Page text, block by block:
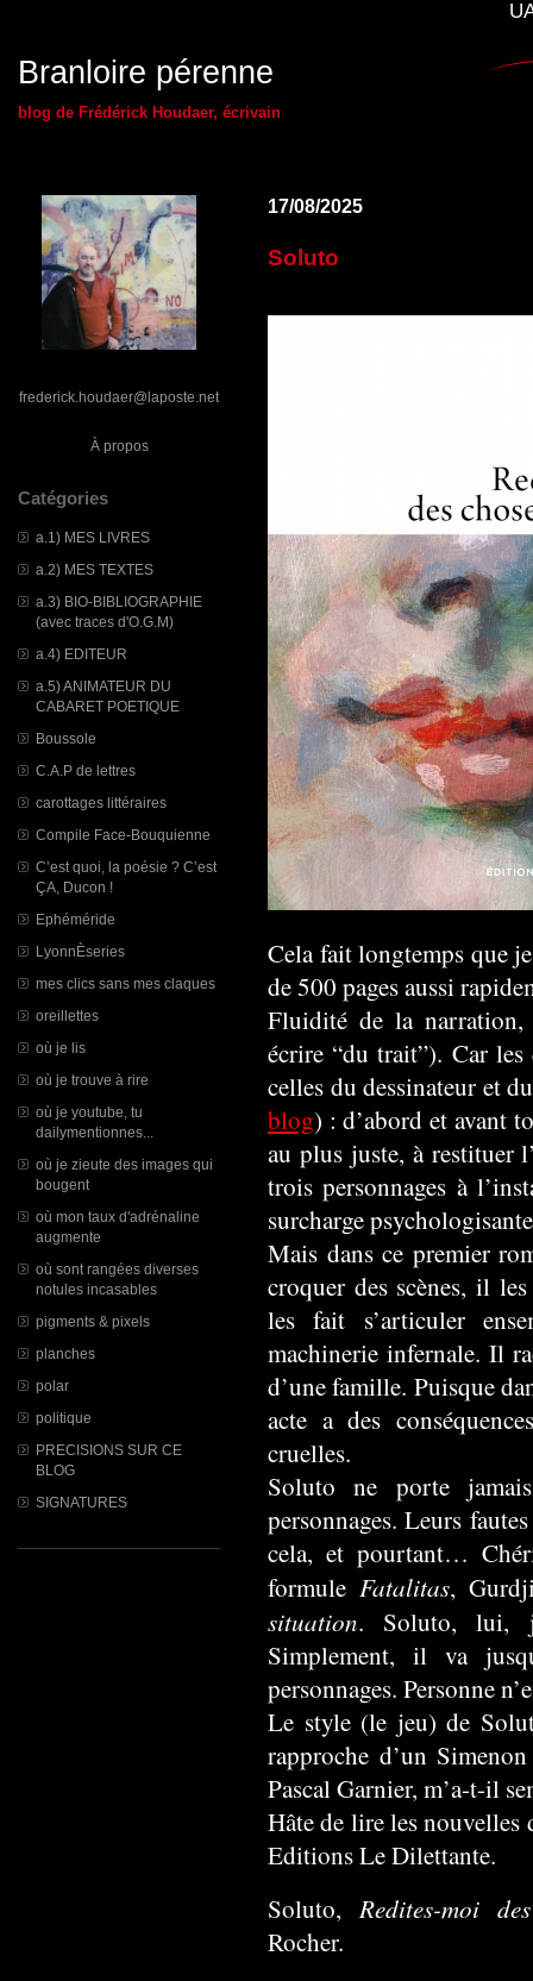
Branloire pérenne
blog de Frédérick Houdaer, écrivain
frederick.houdaer@laposte.net
À propos
Catégories
a.1) MES LIVRES
a.2) MES TEXTES
a.3) BIO-BIBLIOGRAPHIE
(avec traces d'O.G.M)
a.4) EDITEUR
a.5) ANIMATEUR DU
CABARET POETIQUE
Boussole
C.A.P de lettres
carottages littéraires
Compile Face-Bouquienne
C’est quoi, la poésie ? C’est
ÇA, Ducon !
Ephéméride
LyonnÈseries
mes clics sans mes claques
oreillettes
où je lis
où je trouve à rire
où je youtube, tu
dailymentionnes...
où je zieute des images qui
bougent
où mon taux d'adrénaline
augmente
où sont rangées diverses
notules incasables
pigments & pixels
planches
polar
politique
PRECISIONS SUR CE
BLOG
SIGNATURES
17/08/2025
Soluto
Cela fait longtemps que
de 500 pages aussi
Fluidité de la narration,
écrire “du trait”). Car
celles du dessinateur et
blog) : d’abord et avant
au plus juste, à restituer
trois personnages à
surcharge
Mais dans ce premier
croquer des scènes, il
les fait s’articuler
machinerie infernale. Il
d’une famille. Puisque
acte a des
cruelles.
Soluto ne porte
personnages. Leurs
cela, et pourtant…
formuleFatalitas,
situation. Soluto, lui,
Simplement, il va
personnages. Personne
Le style (le jeu) de
rapproche d’un
Pascal Garnier, m’a-t-il
Hâte de lire les nouvelles
Editions Le Dilettante.
Soluto,Redites-moi
Rocher.